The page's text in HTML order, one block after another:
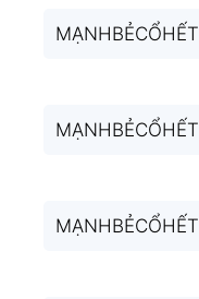
MẠNHBẺCỔHẾT
MẠNHBẺCỔHẾT
MẠNHBẺCỔHẾT